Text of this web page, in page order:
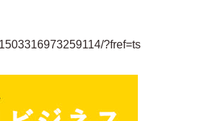
?fref=ts